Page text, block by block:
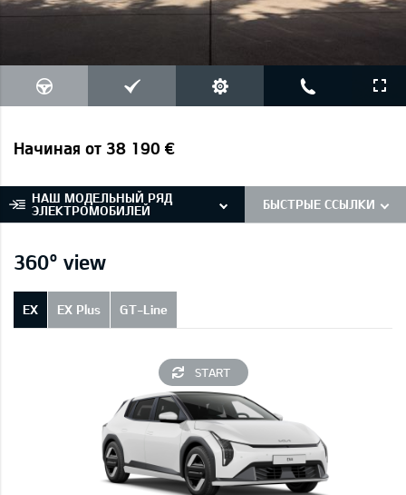
Начиная от 38 190 €
НАШ МОДЕЛЬНЫЙ РЯД
ЭЛЕКТРОМОБИЛЕЙ
БЫСТРЫЕ ССЫЛКИ
360° view
EX EX Plus GT-Line
START